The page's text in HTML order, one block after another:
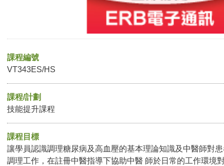
課程編號
VT343ES/HS
課程/計劃
技能提升課程
課程目標
讓學員認識調理糖尿病及高血壓的基本理論知識及中醫師對
調理工作，在註冊中醫指導下協助中醫 師於日常的工作環境